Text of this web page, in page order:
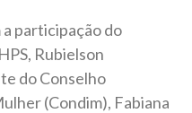
participação do
Rubielson
do Conselho
(Condim), Fabiana